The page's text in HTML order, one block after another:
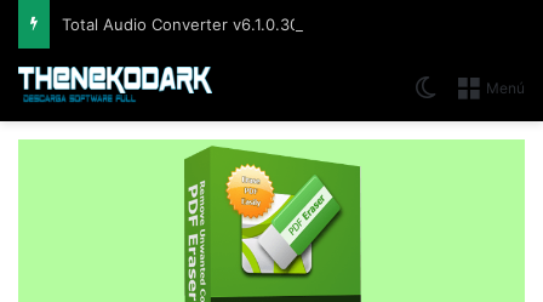
Menú
Switch skin